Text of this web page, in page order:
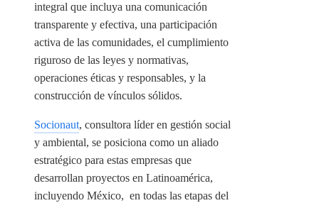
integral que incluya una comunicación
transparente y efectiva, una participación
activa de las comunidades, el cumplimiento
riguroso de las leyes y normativas,
operaciones éticas y responsables, y la
construcción de vínculos sólidos.
Socionaut, consultora líder en gestión social
y ambiental, se posiciona como un aliado
estratégico para estas empresas que
desarrollan proyectos en Latinoamérica,
incluyendo México, en todas las etapas del